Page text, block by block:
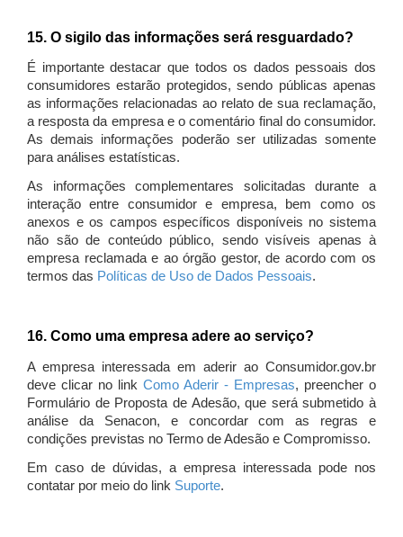
15. O sigilo das informações será resguardado?
É importante destacar que todos os dados pessoais dos
consumidores estarão protegidos, sendo públicas apenas
as informações relacionadas ao relato de sua reclamação,
a resposta da empresa e o comentário final do consumidor.
As demais informações poderão ser utilizadas somente
para análises estatísticas.
As informações complementares solicitadas durante a
interação entre consumidor e empresa, bem como os
anexos e os campos específicos disponíveis no sistema
não são de conteúdo público, sendo visíveis apenas à
empresa reclamada e ao órgão gestor, de acordo com os
termos das Políticas de Uso de Dados Pessoais.
16. Como uma empresa adere ao serviço?
A empresa interessada em aderir ao Consumidor.gov.br
deve clicar no link Como Aderir - Empresas, preencher o
Formulário de Proposta de Adesão, que será submetido à
análise da Senacon, e concordar com as regras e
condições previstas no Termo de Adesão e Compromisso.
Em caso de dúvidas, a empresa interessada pode nos
contatar por meio do link Suporte.